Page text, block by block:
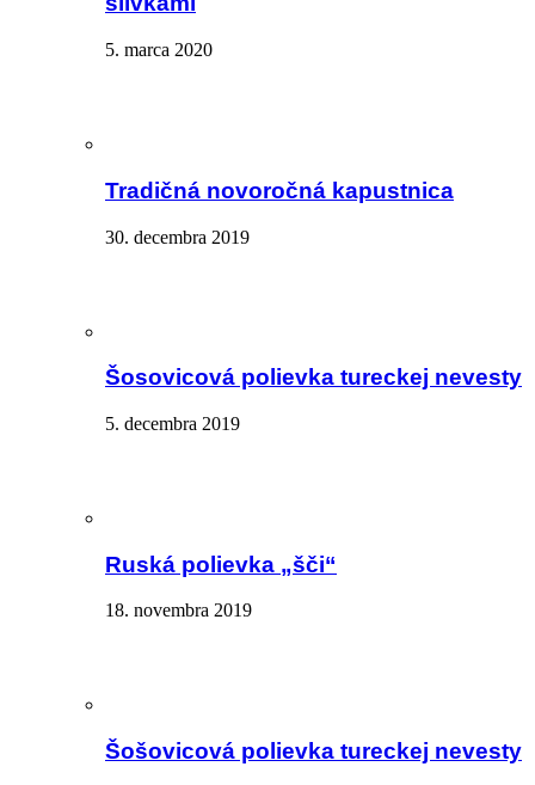
5. marca 2020
Tradičná novoročná kapustnica
30. decembra 2019
Šosovicová polievka tureckej nevesty
5. decembra 2019
Ruská polievka „šči“
18. novembra 2019
Šošovicová polievka tureckej nevesty